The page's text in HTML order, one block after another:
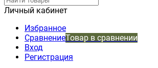
Личный кабинет
Избранное
СравнениеТовар в сравнении
Вход
Регистрация